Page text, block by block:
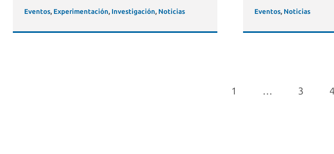
Eventos, Experimentación, Investigación, Noticias Eventos, Noticias
1 … 3 4